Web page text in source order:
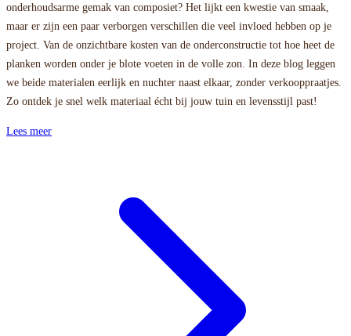
onderhoudsarme gemak van composiet? Het lijkt een kwestie van smaak,
maar er zijn een paar verborgen verschillen die veel invloed hebben op je
project. Van de onzichtbare kosten van de onderconstructie tot hoe heet de
planken worden onder je blote voeten in de volle zon. In deze blog leggen
we beide materialen eerlijk en nuchter naast elkaar, zonder verkooppraatjes.
Zo ontdek je snel welk materiaal écht bij jouw tuin en levensstijl past!
Lees meer